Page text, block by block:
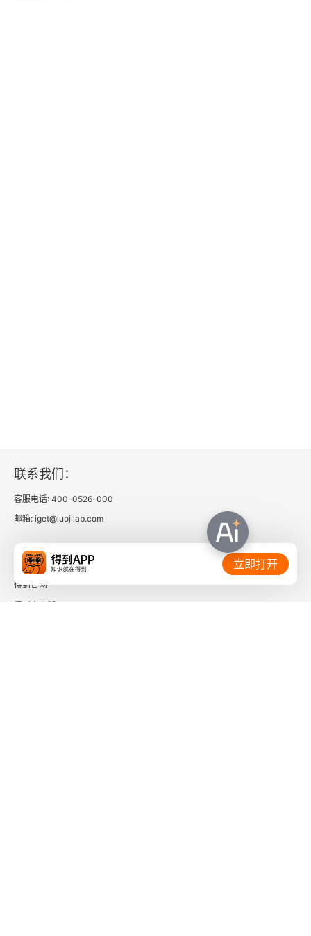
第十二章 不堪回首
第十三章 人去楼空
第十四章 城狐社鼠
第十五章 烟消云散
联系我们：
客服电话: 400-0526-000
邮箱: iget@luojilab.com
相关链接：
得到官网
立即打开